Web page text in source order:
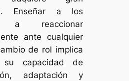
Enseñar a los
a reaccionar
ante cualquier
de rol implica
su capacidad de
adaptación y